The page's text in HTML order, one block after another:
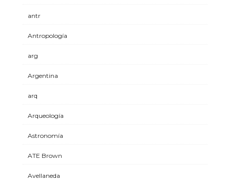
antr
Antropología
arg
Argentina
arq
Arqueología
Astronomía
ATE Brown
Avellaneda